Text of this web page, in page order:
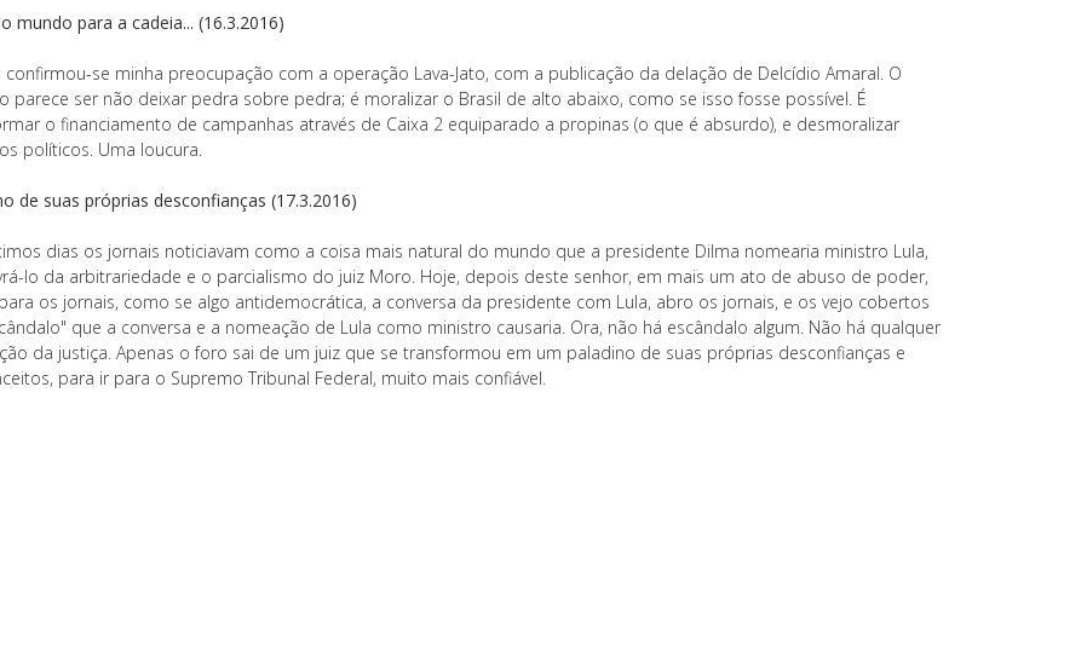
mundo para a cadeia... (16.3.2016)
confirmou-se minha preocupação com a operação Lava-Jato, com a publicação da delação de Delcídio Amaral. O
parece ser não deixar pedra sobre pedra; é moralizar o Brasil de alto abaixo, como se isso fosse possível. É
o financiamento de campanhas através de Caixa 2 equiparado a propinas (o que é absurdo), e desmoralizar
políticos. Uma loucura.
de suas próprias desconfianças (17.3.2016)
dias os jornais noticiavam como a coisa mais natural do mundo que a presidente Dilma nomearia ministro Lula,
lo da arbitrariedade e o parcialismo do juiz Moro. Hoje, depois deste senhor, em mais um ato de abuso de poder,
os jornais, como se algo antidemocrática, a conversa da presidente com Lula, abro os jornais, e os vejo cobertos
que a conversa e a nomeação de Lula como ministro causaria. Ora, não há escândalo algum. Não há qualquer
da justiça. Apenas o foro sai de um juiz que se transformou em um paladino de suas próprias desconfianças e
para ir para o Supremo Tribunal Federal, muito mais confiável.